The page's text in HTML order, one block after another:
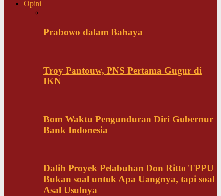
Opini
Prabowo dalam Bahaya
Troy Pantouw, PNS Pertama Gugur di
IKN
Bom Waktu Pengunduran Diri Gubernur
Bank Indonesia
Dalih Proyek Pelabuhan Don Ritto TPPU
Bukan soal untuk Apa Uangnya, tapi soal
Asal Usulnya